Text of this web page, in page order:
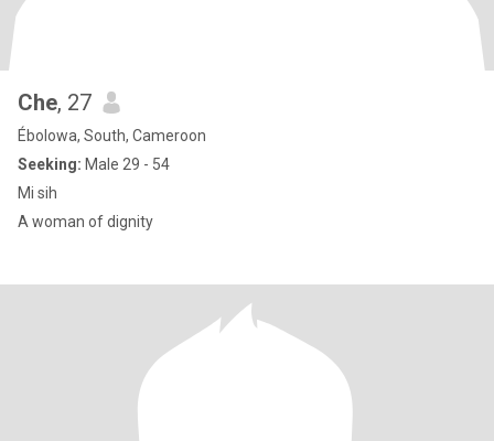
Che, 27
Ébolowa, South, Cameroon
Seeking: Male 29 - 54
Mi sih
A woman of dignity